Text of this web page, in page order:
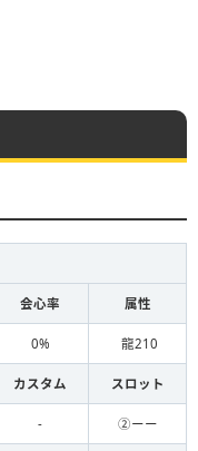
会心率 属性
0% 龍210
カスタム スロット
- ②ーー